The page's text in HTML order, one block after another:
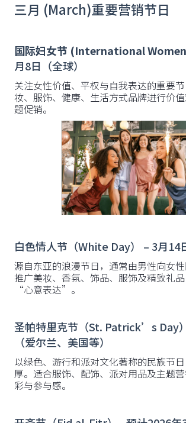
三月 (March)重要营销节日
国际妇女节 (International
月8日（全球）
关注女性价值、平权与自我表达的重要
妆、服饰、健康、生活方式品牌进行价
题促销。
白色情人节（White Day） – 3月14
源自东亚的浪漫节日，通常由男性向女
推广美妆、香氛、饰品、服饰及精致礼
“心意表达”。
圣帕特里克节（St. Patrick’s Day
（爱尔兰、美国等）
以绿色、游行和派对文化著称的民族节
厚。适合服饰、配饰、派对用品及主题
彩与参与感。